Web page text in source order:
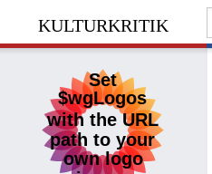
kulturkritik